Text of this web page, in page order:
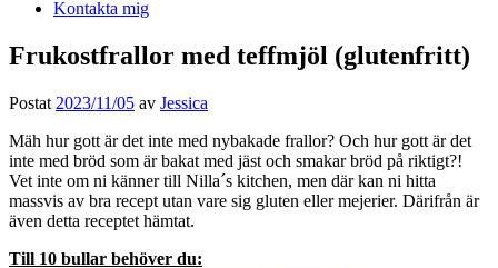
Kontakta mig
Frukostfrallor med teffmjöl (glutenfritt)
Postat 2023/11/05 av Jessica
Mäh hur gott är det inte med nybakade frallor? Och hur gott är det
inte med bröd som är bakat med jäst och smakar bröd på riktigt?!
Vet inte om ni känner till Nilla´s kitchen, men där kan ni hitta
massvis av bra recept utan vare sig gluten eller mejerier. Därifrån är
även detta receptet hämtat.
Till 10 bullar behöver du: